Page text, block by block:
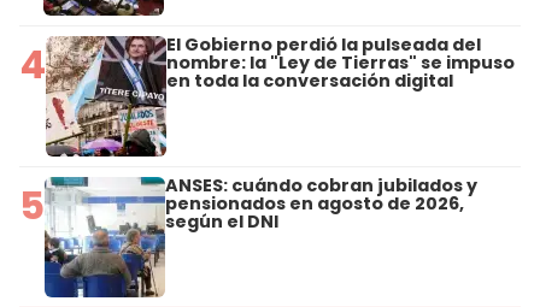
4 El Gobierno perdió la pulseada del
nombre: la "Ley de Tierras" se impuso
en toda la conversación digital
5 ANSES: cuándo cobran jubilados y
pensionados en agosto de 2026,
según el DNI